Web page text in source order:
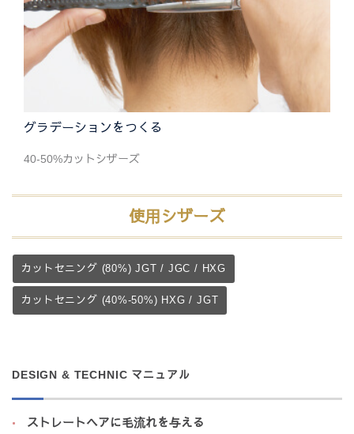
グラデーションをつくる
40-50%カットシザーズ
使用シザーズ
カットセニング (80%) JGT / JGC / HXG
カットセニング (40%-50%) HXG / JGT
DESIGN & TECHNIC マニュアル
ストレートヘアに毛流れを与える